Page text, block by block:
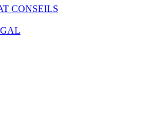
CONSEILS